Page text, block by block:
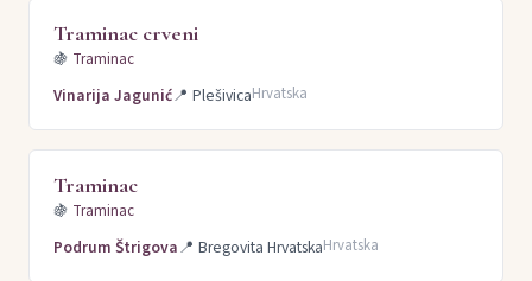
Traminac crveni
🍇 Traminac
Vinarija Jagunić📍 PlešivicaHrvatska
Traminac
🍇 Traminac
Podrum Štrigova📍 Bregovita HrvatskaHrvatska